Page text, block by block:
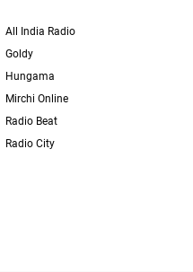
All India Radio
Goldy
Hungama
Mirchi Online
Radio Beat
Radio City